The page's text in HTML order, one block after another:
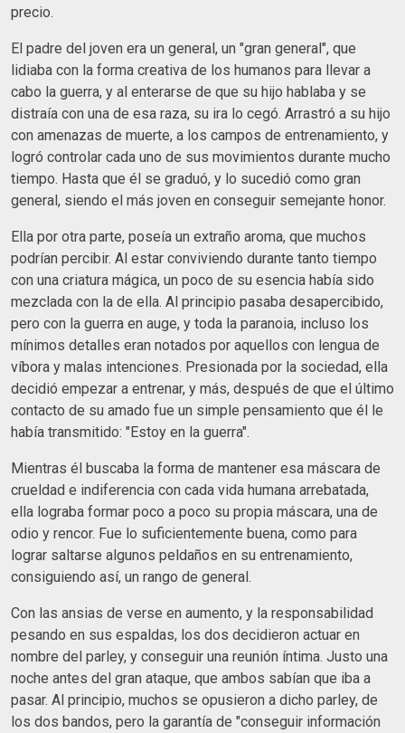
precio.
El padre del joven era un general, un "gran general", que
lidiaba con la forma creativa de los humanos para llevar a
cabo la guerra, y al enterarse de que su hijo hablaba y se
distraía con una de esa raza, su ira lo cegó. Arrastró a su hijo
con amenazas de muerte, a los campos de entrenamiento, y
logró controlar cada uno de sus movimientos durante mucho
tiempo. Hasta que él se graduó, y lo sucedió como gran
general, siendo el más joven en conseguir semejante honor.
Ella por otra parte, poseía un extraño aroma, que muchos
podrían percibir. Al estar conviviendo durante tanto tiempo
con una criatura mágica, un poco de su esencia había sido
mezclada con la de ella. Al principio pasaba desapercibido,
pero con la guerra en auge, y toda la paranoia, incluso los
mínimos detalles eran notados por aquellos con lengua de
víbora y malas intenciones. Presionada por la sociedad, ella
decidió empezar a entrenar, y más, después de que el último
contacto de su amado fue un simple pensamiento que él le
había transmitido: "Estoy en la guerra".
Mientras él buscaba la forma de mantener esa máscara de
crueldad e indiferencia con cada vida humana arrebatada,
ella lograba formar poco a poco su propia máscara, una de
odio y rencor. Fue lo suficientemente buena, como para
lograr saltarse algunos peldaños en su entrenamiento,
consiguiendo así, un rango de general.
Con las ansias de verse en aumento, y la responsabilidad
pesando en sus espaldas, los dos decidieron actuar en
nombre del parley, y conseguir una reunión íntima. Justo una
noche antes del gran ataque, que ambos sabían que iba a
pasar. Al principio, muchos se opusieron a dicho parley, de
los dos bandos, pero la garantía de "conseguir información